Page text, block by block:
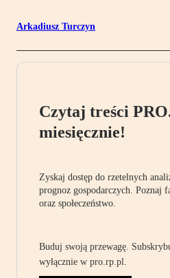
Arkadiusz Turczyn
Czytaj treści
miesięcznie!
Zyskaj dostęp do rzetelnych
prognoz gospodarczych. Poznaj
oraz społeczeństwo.
Buduj swoją przewagę.
wyłącznie w pro.rp.pl.